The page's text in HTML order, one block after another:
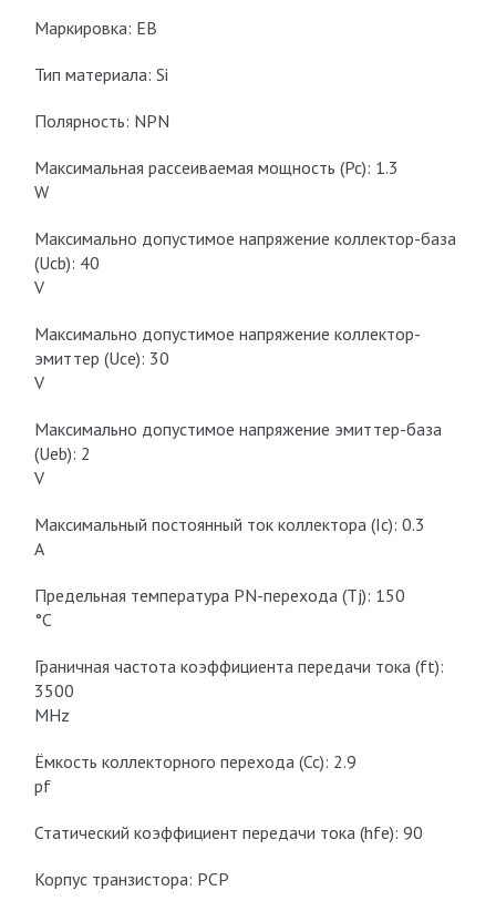
Маркировка: EB
Тип материала: Si
Полярность: NPN
Максимальная рассеиваемая мощность (Pc): 1.3
W
Макcимально допустимое напряжение коллектор-база
(Ucb): 40
V
Макcимально допустимое напряжение коллектор-
эмиттер (Uce): 30
V
Макcимально допустимое напряжение эмиттер-база
(Ueb): 2
V
Макcимальный постоянный ток коллектора (Ic): 0.3
A
Предельная температура PN-перехода (Tj): 150
°C
Граничная частота коэффициента передачи тока (ft):
3500
MHz
Ёмкость коллекторного перехода (Cc): 2.9
pf
Статический коэффициент передачи тока (hfe): 90
Корпус транзистора: PCP